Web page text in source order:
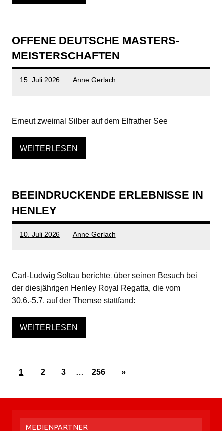
OFFENE DEUTSCHE MASTERS-
MEISTERSCHAFTEN
15. Juli 2026 Anne Gerlach
Erneut zweimal Silber auf dem Elfrather See
WEITERLESEN
BEEINDRUCKENDE ERLEBNISSE IN
HENLEY
10. Juli 2026 Anne Gerlach
Carl-Ludwig Soltau berichtet über seinen Besuch bei
der diesjährigen Henley Royal Regatta, die vom
30.6.-5.7. auf der Themse stattfand:
WEITERLESEN
1 2 3 … 256 »
MEDIENPARTNER